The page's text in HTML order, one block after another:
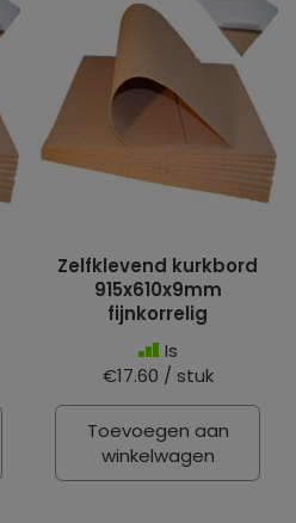
Zelfklevend kurkbord
915x610x9mm
fijnkorrelig
Is
€17.60 / stuk
Toevoegen aan
winkelwagen